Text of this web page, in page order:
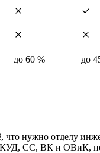
до 60 % до
что нужно отделу
ВК и ОВиК, не